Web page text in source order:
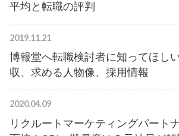
平均と転職の評判
2019.11.21
博報堂へ転職検討者に知ってほし
収、求める人物像、採用情報
2020.04.09
リクルートマーケティングパート